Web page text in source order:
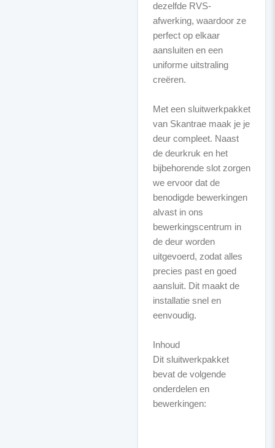
dezelfde RVS-
afwerking, waardoor ze
perfect op elkaar
aansluiten en een
uniforme uitstraling
creëren.
Met een sluitwerkpakket
van Skantrae maak je je
deur compleet. Naast
de deurkruk en het
bijbehorende slot zorgen
we ervoor dat de
benodigde bewerkingen
alvast in ons
bewerkingscentrum in
de deur worden
uitgevoerd, zodat alles
precies past en goed
aansluit. Dit maakt de
installatie snel en
eenvoudig.
Inhoud
Dit sluitwerkpakket
bevat de volgende
onderdelen en
bewerkingen: